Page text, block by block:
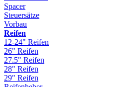
Spacer
Steuersätze
Vorbau
Reifen
12-24" Reifen
26" Reifen
27.5" Reifen
28" Reifen
29" Reifen